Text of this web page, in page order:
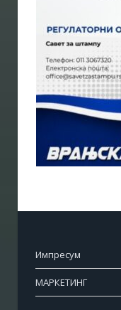
Импресум
МАРКЕТИНГ